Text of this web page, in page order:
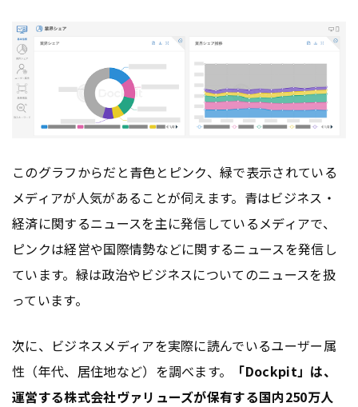
このグラフからだと青色とピンク、緑で表示されている
メディアが人気があることが伺えます。青はビジネス・
経済に関するニュースを主に発信しているメディアで、
ピンクは経営や国際情勢などに関するニュースを発信し
ています。緑は政治やビジネスについてのニュースを扱
っています。
次に、ビジネスメディアを実際に読んでいるユーザー属
性（年代、居住地など）を調べます。
「Dockpit」は、
運営する株式会社ヴァリューズが保有する国内250万人